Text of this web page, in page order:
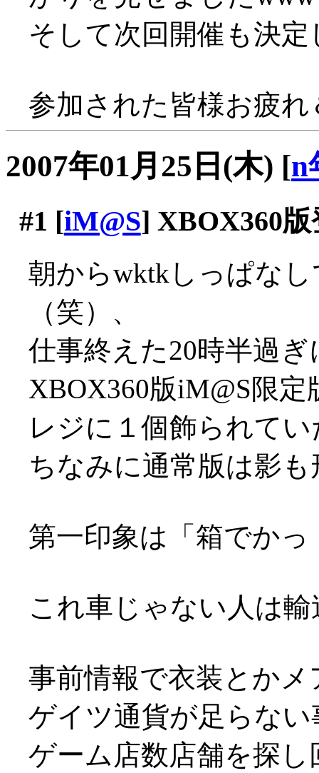
そして次回開催も決
参加された皆様お疲
2007年01月25日(木) [n
#1 [iM@S] XBOX360
朝からwktkしっぱな
（笑）、
仕事終えた20時半過
XBOX360版iM@S限
レジに１個飾られて
ちなみに通常版は影
第一印象は「箱でかっ
これ車じゃない人は
事前情報で衣装とか
ゲイツ通貨が足らな
ゲーム店数店舗を探